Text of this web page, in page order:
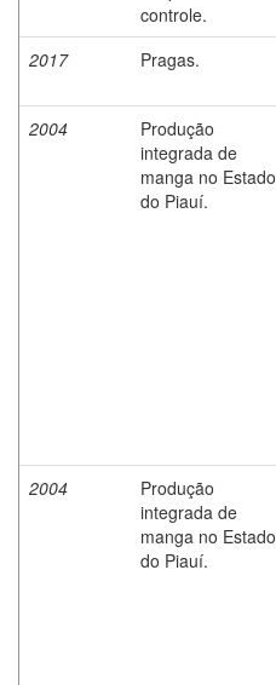
controle.
2017 Pragas.
2004
Produção
integrada de
manga no Estado
do Piauí.
2004
Produção
integrada de
manga no Estado
do Piauí.